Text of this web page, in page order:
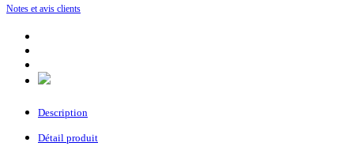
Notes et avis clients
Description
Détail produit